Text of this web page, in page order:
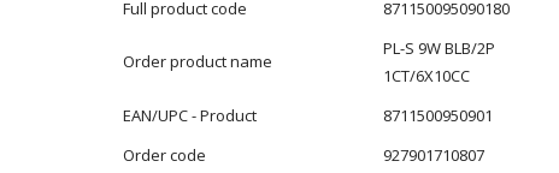
Full product code
871150095090180
Order product name
PL-S 9W BLB/2P
1CT/6X10CC
EAN/UPC - Product
8711500950901
Order code
927901710807